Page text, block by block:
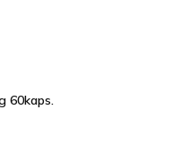
60kaps.